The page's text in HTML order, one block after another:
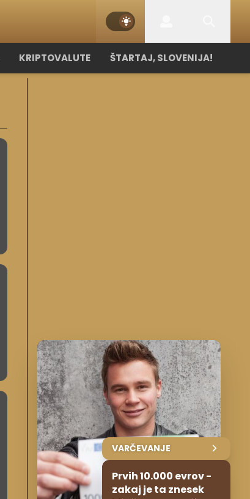
KRIPTOVALUTE ŠTARTAJ, SLOVENIJA!
VARČEVANJE
Prvih 10.000 evrov -
zakaj je ta znesek